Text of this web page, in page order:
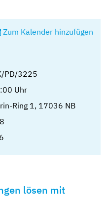
Zum Kalender hinzufügen
PD/3225
Uhr
Ring 1, 17036 NB
lösen mit